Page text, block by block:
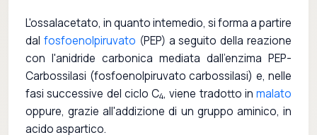
L'ossalacetato, in quanto intemedio, si forma a partire
dal fosfoenolpiruvato (PEP) a seguito della reazione
con l'anidride carbonica mediata dall'enzima PEP-
Carbossilasi (fosfoenolpiruvato carbossilasi) e, nelle
fasi successive del ciclo C4, viene tradotto in malato
oppure, grazie all'addizione di un gruppo aminico, in
acido aspartico.